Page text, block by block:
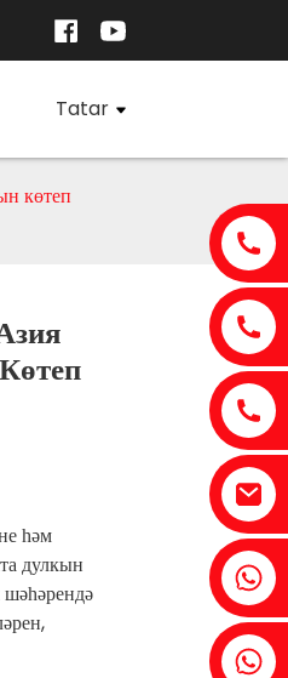
Tatar
18607525299
көтеп
һәм
дулкын